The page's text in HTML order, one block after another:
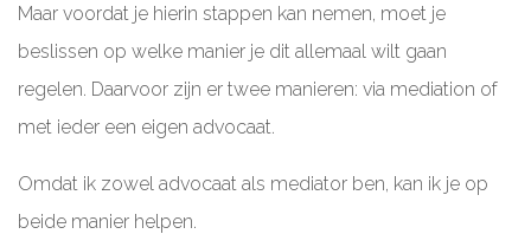
Maar voordat je hierin stappen kan nemen, moet je
beslissen op welke manier je dit allemaal wilt gaan
regelen. Daarvoor zijn er twee manieren: via mediation of
met ieder een eigen advocaat.
Omdat ik zowel advocaat als mediator ben, kan ik je op
beide manier helpen.